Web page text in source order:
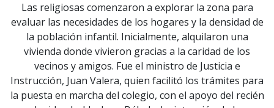
Las religiosas comenzaron a explorar la zona para
evaluar las necesidades de los hogares y la densidad de
la población infantil. Inicialmente, alquilaron una
vivienda donde vivieron gracias a la caridad de los
vecinos y amigos. Fue el ministro de Justicia e
Instrucción, Juan Valera, quien facilitó los trámites para
la puesta en marcha del colegio, con el apoyo del recién